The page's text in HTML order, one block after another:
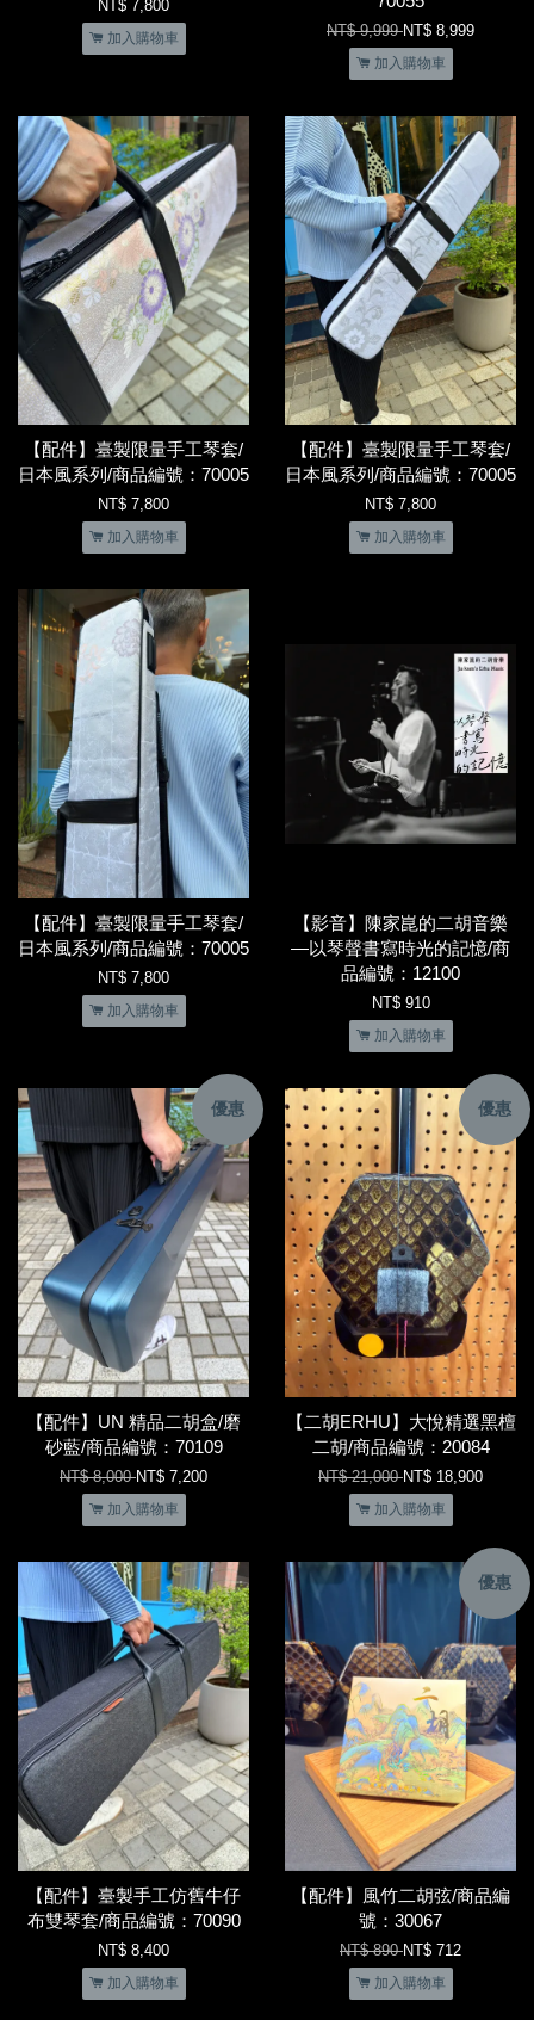
NT$ 7,800
加入購物車 NT$ 9,999NT$ 8,999
加入購物車
【配件】臺製限量手工琴套/
日本風系列/商品編號：70005
NT$ 7,800
加入購物車
【配件】臺製限量手工琴套/
日本風系列/商品編號：70005
NT$ 7,800
加入購物車
【配件】臺製限量手工琴套/
日本風系列/商品編號：70005
NT$ 7,800
加入購物車
【影音】陳家崑的二胡音樂
—以琴聲書寫時光的記憶/商
品編號：12100
NT$ 910
加入購物車
優惠
【配件】UN 精品二胡盒/磨
砂藍/商品編號：70109
NT$ 8,000NT$ 7,200
加入購物車
優惠
【二胡ERHU】大悅精選黑檀
二胡/商品編號：20084
NT$ 21,000NT$ 18,900
加入購物車
【配件】臺製手工仿舊牛仔
布雙琴套/商品編號：70090
NT$ 8,400
加入購物車
優惠
【配件】風竹二胡弦/商品編
號：30067
NT$ 890NT$ 712
加入購物車